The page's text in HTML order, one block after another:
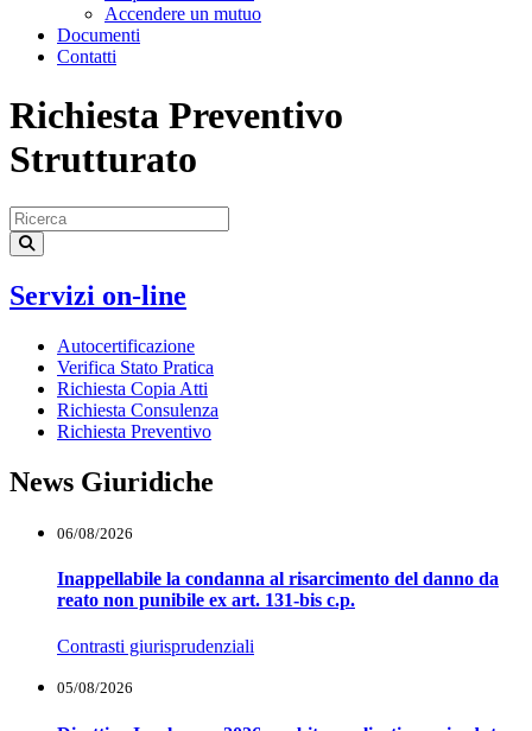
Accendere un mutuo
Documenti
Contatti
Richiesta Preventivo
Strutturato
Servizi on-line
Autocertificazione
Verifica Stato Pratica
Richiesta Copia Atti
Richiesta Consulenza
Richiesta Preventivo
News Giuridiche
06/08/2026
Inappellabile la condanna al risarcimento del danno da
reato non punibile ex art. 131-bis c.p.
Contrasti giurisprudenziali
05/08/2026